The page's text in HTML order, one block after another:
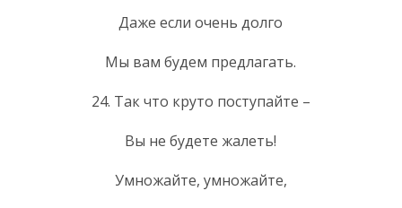
Даже если очень долго
Мы вам будем предлагать.
24. Так что круто поступайте –
Вы не будете жалеть!
Умножайте, умножайте,